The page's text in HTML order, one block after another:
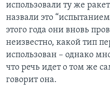
использовали ту же
назвали это
этого года они вновь
неизвестно, какой тип
использован – однако
что речь идет о том же
говорит она.